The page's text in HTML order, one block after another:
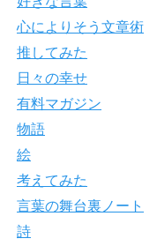
心によりそう文章術
推してみた
日々の幸せ
有料マガジン
物語
絵
考えてみた
言葉の舞台裏ノート
詩